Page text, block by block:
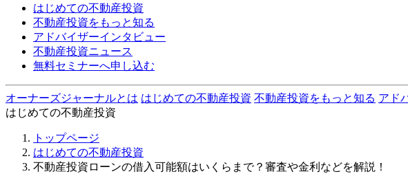
はじめての不動産投資
不動産投資をもっと知る
アドバイザーインタビュー
不動産投資ニュース
無料セミナーへ申し込む
オーナーズジャーナルとは はじめての不動産投資 不動産投資をもっと知る アド
はじめての不動産投資
トップページ
はじめての不動産投資
不動産投資ローンの借入可能額はいくらまで？審査や金利などを解説！